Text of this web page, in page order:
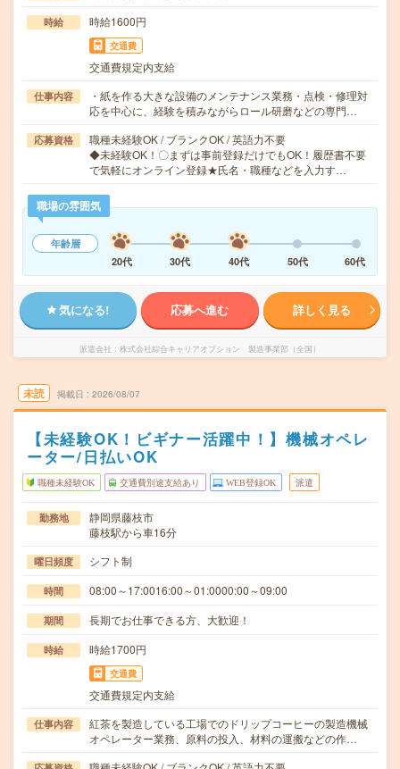
時給 時給1600円
交通費
交通費規定内支給
仕事内容
・紙を作る大きな設備のメンテナンス業務・点検・修理対
応を中心に、経験を積みながらロール研磨などの専門…
応募資格
職種未経験OK / ブランクOK / 英語力不要
◆未経験OK！〇まずは事前登録だけでもOK！履歴書不要
で気軽にオンライン登録★氏名・職種などを入力す…
職場の雰囲気
年齢層
20代
30代 40代 50代 60代
気になる! 応募へ進む 詳しく見る
派遣会社 株式会社綜合キャリアオプション 製造事業部（全国）
未読 掲載日 2026/08/07
【未経験OK！ビギナー活躍中！】機械オペレ
ーター/日払いOK
職種未経験OK 交通費別途支給あり WEB登録OK 派遣
勤務地
静岡県藤枝市
藤枝駅から車16分
曜日頻度 シフト制
時間 08:00～17:0016:00～01:0000:00～09:00
期間 長期でお仕事できる方、大歓迎！
時給 時給1700円
交通費
交通費規定内支給
仕事内容
紅茶を製造している工場でのドリップコーヒーの製造機械
オペレーター業務、原料の投入、材料の運搬などの作…